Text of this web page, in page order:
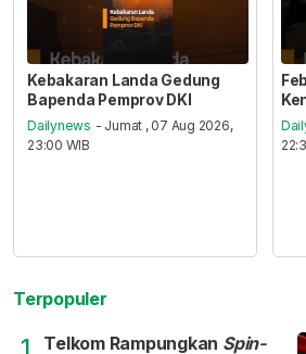
Kebakaran Landa Gedung
Bapenda Pemprov DKI
Dailynews - Jumat , 07 Aug 2026,
23:00 WIB
Terpopuler
1 Telkom Rampungkan Spin-